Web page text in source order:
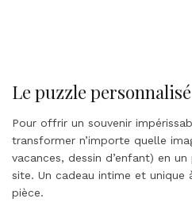
Le puzzle personnalisé
Pour offrir un souvenir
transformer n’importe quelle
vacances, dessin d’enfant) en
site. Un cadeau intime et unique
pièce.